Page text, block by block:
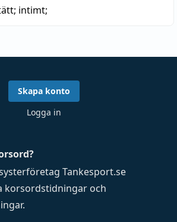
; intimt;
Tankesport.se
korsordstidningar och
.
Skapa konto
Logga in